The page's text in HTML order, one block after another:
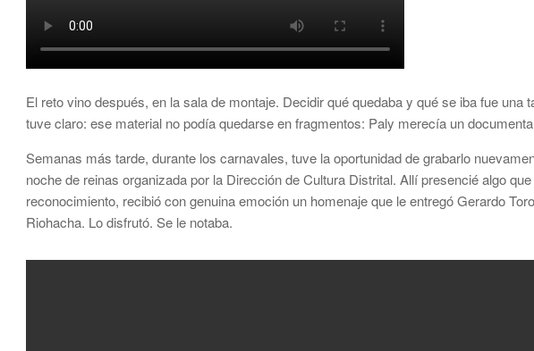
El reto vino después, en la sala de montaje. Decidir qué quedaba y qué se iba fue una
tuve claro: ese material no podía quedarse en fragmentos: Paly merecía un
Semanas más tarde, durante los carnavales, tuve la oportunidad de grabarlo
noche de reinas organizada por la Dirección de Cultura Distrital. Allí presencié algo
reconocimiento, recibió con genuina emoción un homenaje que le entregó Gerardo
Riohacha. Lo disfrutó. Se le notaba.